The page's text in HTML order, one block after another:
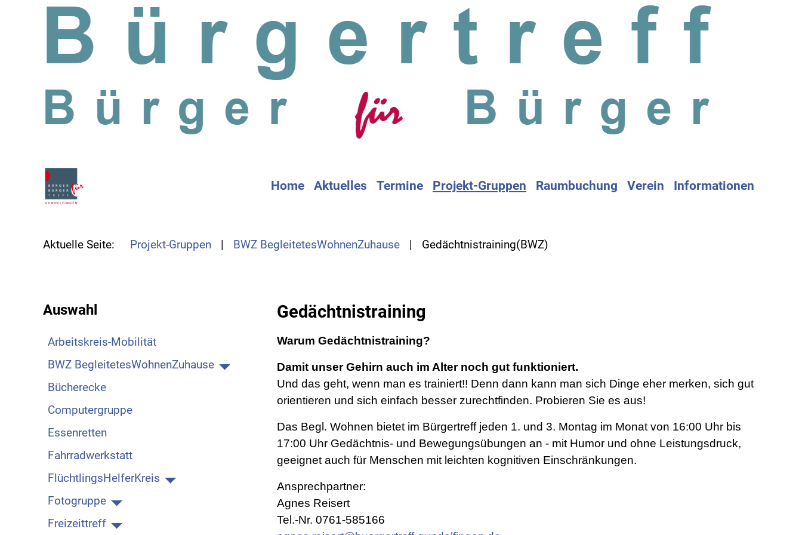
Home
Aktuelles Termine Projekt-Gruppen Raumbuchung Verein Informationen
Aktuelle Seite: Projekt-Gruppen BWZ BegleitetesWohnenZuhause Gedächtnistraining(BWZ)
Auswahl
Arbeitskreis-Mobilität
BWZ BegleitetesWohnenZuhause
Bücherecke
Computergruppe
Essenretten
Fahrradwerkstatt
FlüchtlingsHelferKreis
Fotogruppe
Freizeittreff
Gedächtnistraining
Warum Gedächtnistraining?
Damit unser Gehirn auch im Alter noch gut funktioniert.
Und das geht, wenn man es trainiert!! Denn dann kann man sich Dinge eher merken, sich gut
orientieren und sich einfach besser zurechtfinden. Probieren Sie es aus!
Das Begl. Wohnen bietet im Bürgertreff jeden 1. und 3. Montag im Monat von 16:00 Uhr bis
17:00 Uhr Gedächtnis- und Bewegungsübungen an - mit Humor und ohne Leistungsdruck,
geeignet auch für Menschen mit leichten kognitiven Einschränkungen.
Ansprechpartner:
Agnes Reisert
Tel.-Nr. 0761-585166